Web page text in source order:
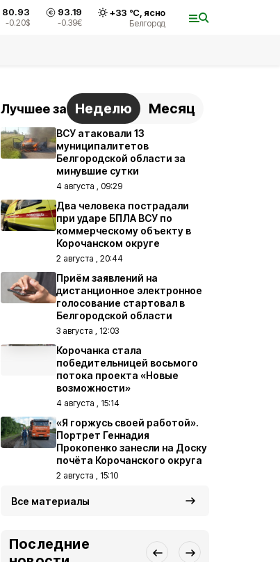
80.93
-0.20$
93.19
-0.39€
+33 °С, ясно
Белгород
Лучшее за Неделю Месяц
ВСУ атаковали 13
муниципалитетов
Белгородской области за
минувшие сутки
4 августа , 09:29
Два человека пострадали
при ударе БПЛА ВСУ по
коммерческому объекту в
Корочанском округе
2 августа , 20:44
Приём заявлений на
дистанционное электронное
голосование стартовал в
Белгородской области
3 августа , 12:03
Корочанка стала
победительницей восьмого
потока проекта «Новые
возможности»
4 августа , 15:14
«Я горжусь своей работой».
Портрет Геннадия
Прокопенко занесли на Доску
почёта Корочанского округа
2 августа , 15:10
Все материалы
Последние